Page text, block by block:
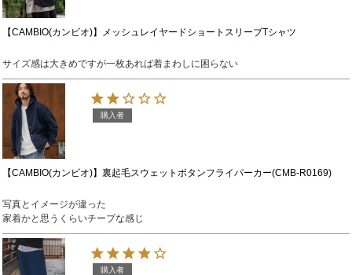
【CAMBIO(カンビオ)】メッシュレイヤードショートスリーブTシャツ
サイズ感は大きめですが一枚あれば着まわしに困らない
【CAMBIO(カンビオ)】裏起毛スウェットボタンフライパーカー(CMB-R0169)
購入者
写真とイメージが違った
家着かと思うくらいチープな感じ
購入者